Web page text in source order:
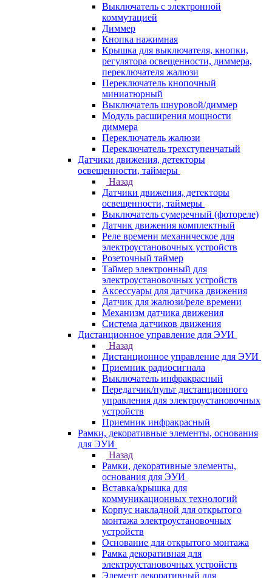
Выключатель с электронной
коммутацией
Диммер
Кнопка нажимная
Крышка для выключателя, кнопки,
регулятора освещенности, диммера,
переключателя жалюзи
Переключатель кнопочный
миниатюрный
Выключатель шнуровой/диммер
Модуль расширения мощности
диммера
Переключатель жалюзи
Переключатель трехступенчатый
Датчики движения, детекторы
освещенности, таймеры
Назад
Датчики движения, детекторы
освещенности, таймеры
Выключатель сумеречный (фотореле)
Датчик движения комплектный
Реле времени механическое для
электроустановочных устройств
Розеточный таймер
Таймер электронный для
электроустановочных устройств
Аксессуары для датчика движения
Датчик для жалюзи/реле времени
Механизм датчика движения
Система датчиков движения
Дистанционное управление для ЭУИ
Назад
Дистанционное управление для ЭУИ
Приемник радиосигнала
Выключатель инфракрасный
Передатчик/пульт дистанционного
управления для электроустановочных
устройств
Приемник инфракрасный
Рамки, декоративные элементы, основания
для ЭУИ
Назад
Рамки, декоративные элементы,
основания для ЭУИ
Вставка/крышка для
коммуникационных технологий
Корпус накладной для открытого
монтажа электроустановочных
устройств
Основание для открытого монтажа
Рамка декоративная для
электроустановочных устройств
Элемент декоративный для